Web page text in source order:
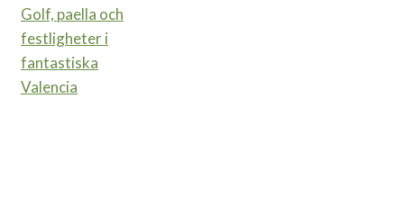
Golf, paella och
festligheter i
fantastiska
Valencia